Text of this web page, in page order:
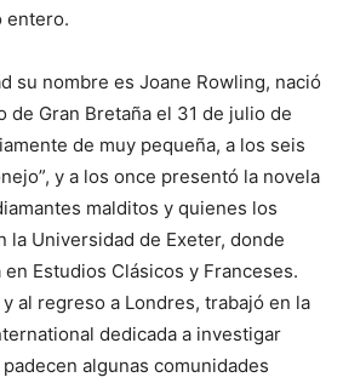
entero.
su nombre es Joane Rowling, nació
de Gran Bretaña el 31 de julio de
de muy pequeña, a los seis
y a los once presentó la novela
malditos y quienes los
la Universidad de Exeter, donde
Estudios Clásicos y Franceses.
al regreso a Londres, trabajó en la
dedicada a investigar
algunas comunidades